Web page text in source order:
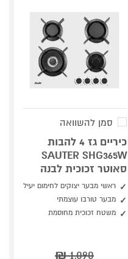
סמן להשוואה
כיריים גז 4 להבות
SAUTER SHG365W
סאוטר זכוכית לבנה
ראשי מבער יצוקים לחימום יעיל
מבער טורבו עוצמתי
משטח זכוכית מחוסמת
1,090
₪